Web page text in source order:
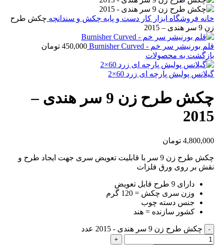
خانه فروشگاه ابزار کار دست و پایه چکش و سندانچه چکش طرح
زن 9 سر هندی – 2015
قلم بورنیشر سر خم - Burnisher Curved 450,000 تومان
بازگشت به محصولات
گیلانس پولیش پارچه ای زرد 60×2
چکش طرح زن 9 سر هندی –
2015
4,800,000 تومان
چکش طرح زن 9 سر با قابلیت تعویض سری جهت ایجاد طرح و
نقش بر روی ورق فلزات
دارای 9 طرح قابل تعویض
وزن سری چکش = 120 گرم
جنس دسته چوب
کشور سازنده = هند
چکش طرح زن 9 سر هندی - 2015 عدد